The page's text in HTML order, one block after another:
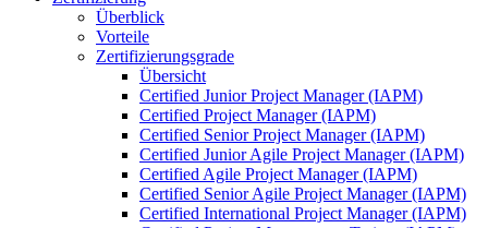
Überblick
Vorteile
Zertifizierungsgrade
Übersicht
Certified Junior Project Manager (IAPM)
Certified Project Manager (IAPM)
Certified Senior Project Manager (IAPM)
Certified Junior Agile Project Manager (IAPM)
Certified Agile Project Manager (IAPM)
Certified Senior Agile Project Manager (IAPM)
Certified International Project Manager (IAPM)